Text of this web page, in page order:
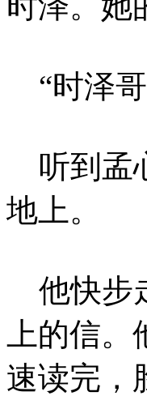
“时泽哥
听到孟
地上。
他快步
上的信
速读完，